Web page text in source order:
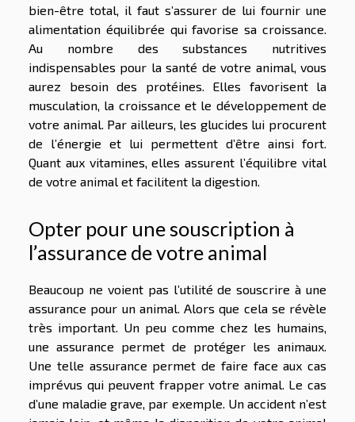
bien-être total, il faut s’assurer de lui fournir une
alimentation équilibrée qui favorise sa croissance.
Au nombre des substances nutritives
indispensables pour la santé de votre animal, vous
aurez besoin des protéines. Elles favorisent la
musculation, la croissance et le développement de
votre animal. Par ailleurs, les glucides lui procurent
de l’énergie et lui permettent d’être ainsi fort.
Quant aux vitamines, elles assurent l’équilibre vital
de votre animal et facilitent la digestion.
Opter pour une souscription à
l’assurance de votre animal
Beaucoup ne voient pas l’utilité de souscrire à une
assurance pour un animal. Alors que cela se révèle
très important. Un peu comme chez les humains,
une assurance permet de protéger les animaux.
Une telle assurance permet de faire face aux cas
imprévus qui peuvent frapper votre animal. Le cas
d’une maladie grave, par exemple. Un accident n’est